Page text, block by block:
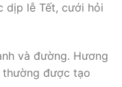
dịp lễ Tết, cưới hỏi
và đường. Hương
thường được tạo